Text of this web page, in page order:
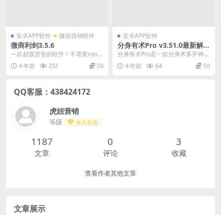
安卓APP软件 微信营销软件
微商利剑3.5.6
一款超级厉害的软件！不需要roo
t，不带任何插件。 可以批量清理微
信群聊、未读消...
4 年前 251 50
安卓APP软件
分身有术Pro v3.51.0最新解锁
VIP版
分身有术Pro是一款分身术多开神
器，不需要Root手机也实现多开，
分身有术可以实...
4 年前 64 50
QQ客服：438424172
虎妞营销
等级 永久会员
1187
文章
0
评论
3
收藏
查看作者其他文章
文章展示